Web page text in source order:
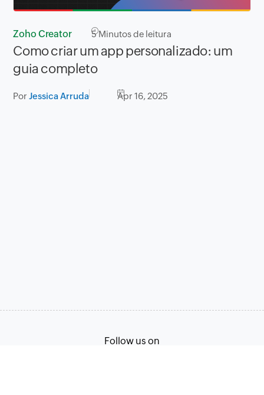
Zoho Creator 5Minutos de leitura
Como criar um app personalizado: um
guia completo
PorJessica Arruda Apr 16, 2025
Follow us on